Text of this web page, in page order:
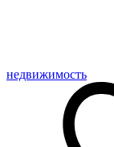
недвижимость